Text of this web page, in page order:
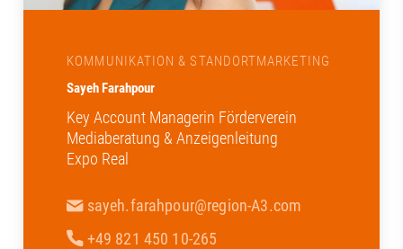
KOMMUNIKATION & STANDORTMARKETING
Sayeh Farahpour
Key Account Managerin Förderverein
Mediaberatung & Anzeigenleitung
Expo Real
sayeh.farahpour@region-A3.com
+49 821 450 10-265